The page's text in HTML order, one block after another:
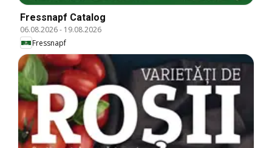
Fressnapf Catalog
06.08.2026- 19.08.2026
Fressnapf